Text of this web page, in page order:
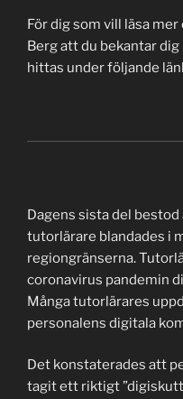
För dig som vill läsa
Berg att du bekantar
hittas under följande
Dagens sista del
tutorlärare blandades i
regiongränserna.
coronavirus pandemin
Många tutorlärares
personalens digitala
Det konstaterades att
tagit ett riktigt